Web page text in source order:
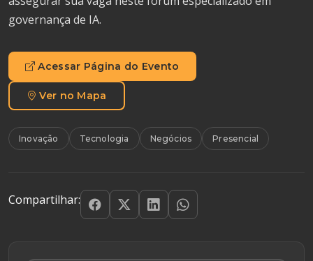
governança de IA.
Acessar Página do Evento
Ver no Mapa
Inovação Tecnologia Negócios Presencial
Compartilhar: